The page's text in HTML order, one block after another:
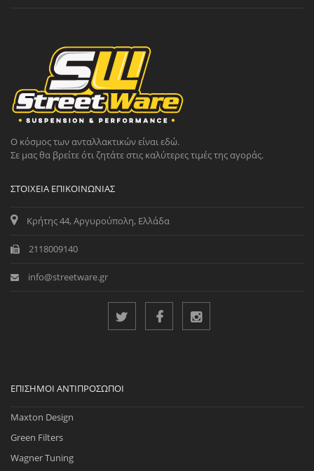
Ο κόσμος των ανταλλακτικών είναι εδώ.
Σε μας θα βρείτε ότι ζητάτε στις καλύτερες τιμές της αγοράς.
ΣΤΟΙΧΕΊΑ ΕΠΙΚΟΙΝΩΝΊΑΣ
Κρήτης 44, Αργυρούπολη, Ελλάδα
2118009140
info@streetware.gr
ΕΠΊΣΗΜΟΙ ΑΝΤΙΠΡΌΣΩΠΟΙ
Maxton Design
Green Filters
Wagner Tuning